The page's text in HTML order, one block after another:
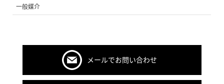
一般媒介
メールでお問い合わせ